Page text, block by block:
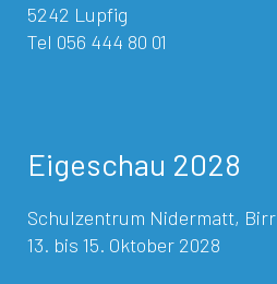
5242 Lupfig
Tel 056 444 80 01
Eigeschau 2028
Schulzentrum Nidermatt, Birr
13. bis 15. Oktober 2028